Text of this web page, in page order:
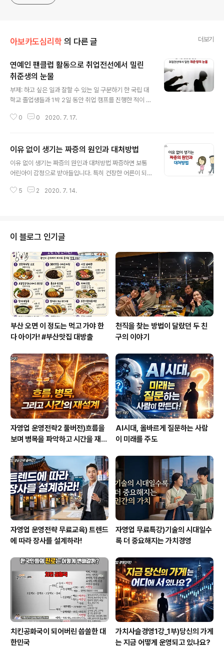
아보카도심리학 의 다른 글 더보기
연예인 팬클럽 활동으로 취업전선에서 밀린
취준생의 눈물
부제: 하고 싶은 일과 잘할 수 있는 일 구분하기 한 국립 대
학교 졸업생들과 1박 2일 동안 취업 캠프를 진행한 적이 있
고 씩씩해 보이는 한 학생이 있었다. 외모나 말, 행동으로만
당찬 모습과 다르게 위축돼 있었다. 사연을 들어보니 그녀
는 ‘취업이야 대학 졸업하면 다 되는 것 아닌가’ 하는 생각
으로 취업걱정 없이 대학 생활을 편하게 했다고 한다. 그러
것이다. 막상 다른 취업 자리를 알아보니 자격 조건이 만만
0 0 2020. 7. 17.
이유 없이 생기는 짜증의 원인과 대처방법
이유 없이 생기는 짜증의 원인과 대처방법 짜증하면 보통
어린아이 감정으로 받아들입니다. 특히 건장한 어른이 되
쉽게 표출하기 어려운 것이 짜증입니다. 때로 이유도 원인
질문에 답변하는 형식으로 영상과 텍스트로 내용 공유해봅
니다. 독자의 질문: 실직상태에서 이 책을 읽고 마음의 위로
를 많이 받은 책입니다. 그렇지만 원인모를 짜증이 사라지
지 않아서 책에 봤더니 짜증의 원인을 3가지로 잘 언급해
주셨습니다. 첫째, 체력 소모가 많을 때 둘째, 머릿속으로는
해야 한다고 생각해서 하고는 있지만 하고 ..
5 2 2020. 7. 14.
이 블로그 인기글
부산 오면 이 정도는 먹고 가야 한
다 아이가! #부산맛집 대방출
천직을 찾는 방법이 달랐던 두 친
구의 이야기
자영업 운영전략2 풀버전)흐름을
보며 병목을 파악하고 시간을 재설
AI시대, 올바르게 질문하는 사람
이 미래를 주도
자영업 운영전략 무료교육) 트렌드
에 따라 장사를 설계하라!
자영업 무료특강)기술의 시대일수
록 더 중요해지는 가치경영
치킨공화국이 되어버린 씁쓸한 대
한민국
가치사슬경영1강_1부)당신의 가게
는 지금 어떻게 운영되고 있나요?